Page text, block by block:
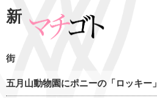
新
街
五月山動物園にポニーの「ロッキー」